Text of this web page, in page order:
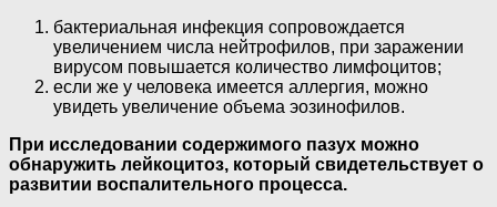
бактериальная инфекция сопровождается
увеличением числа нейтрофилов, при заражении
вирусом повышается количество лимфоцитов;
если же у человека имеется аллергия, можно
увидеть увеличение объема эозинофилов.
При исследовании содержимого пазух можно
обнаружить лейкоцитоз, который свидетельствует о
развитии воспалительного процесса.